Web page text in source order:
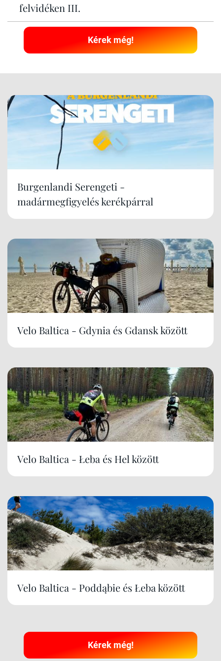
felvidéken III.
Kérek még!
Burgenlandi Serengeti -
madármegfigyelés kerékpárral
Velo Baltica - Gdynia és Gdansk között
Velo Baltica - Łeba és Hel között
Velo Baltica - Poddąbie és Łeba között
Kérek még!